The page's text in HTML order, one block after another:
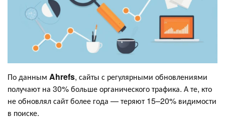
По данным Ahrefs, сайты с регулярными обновлениями
получают на 30% больше органического трафика. А те, кто
не обновлял сайт более года — теряют 15–20% видимости
в поиске.